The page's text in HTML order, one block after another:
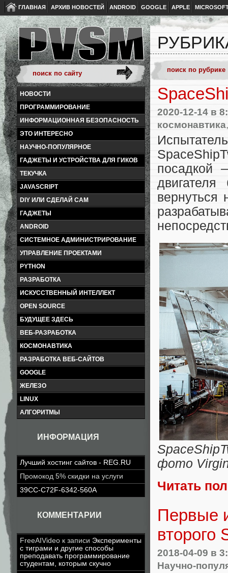
ГЛАВНАЯ АРХИВ НОВОСТЕЙ ANDROID GOOGLE APPLE
НОВОСТИ
ПРОГРАММИРОВАНИЕ
ИНФОРМАЦИОННАЯ БЕЗОПАСНОСТЬ
ЭТО ИНТЕРЕСНО
НАУЧНО-ПОПУЛЯРНОЕ
ГАДЖЕТЫ И УСТРОЙСТВА ДЛЯ ГИКОВ
ТЕКУЧКА
JAVASCRIPT
DIY ИЛИ СДЕЛАЙ САМ
ГАДЖЕТЫ
ANDROID
СИСТЕМНОЕ АДМИНИСТРИРОВАНИЕ
УПРАВЛЕНИЕ ПРОЕКТАМИ
PYTHON
РАЗРАБОТКА
ИСКУССТВЕННЫЙ ИНТЕЛЛЕКТ
OPEN SOURCE
БУДУЩЕЕ ЗДЕСЬ
ВЕБ-РАЗРАБОТКА
КОСМОНАВТИКА
РАЗРАБОТКА ВЕБ-САЙТОВ
GOOGLE
ЖЕЛЕЗО
LINUX
АЛГОРИТМЫ
ИНФОРМАЦИЯ
Лучший хостинг сайтов - REG.RU
Промокод 5% скидки на услуги
39CC-C72F-6342-560A
КОММЕНТАРИИ
FreeAIVideo к записи Эксперименты
с тиграми и другие способы
преподавать программирование
студентам, которым скучно
2020-12-14 в
космонавтика
посадкой
фото
Читать
Первые
второго
2018-04-09 в
Научно-